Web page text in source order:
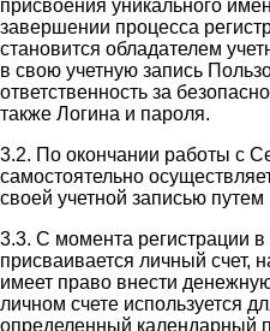
присвоения уникального
завершении процесса
становится обладателем
в свою учетную запись
ответственность за
также Логина и пароля.
3.2. По окончании работы с
самостоятельно
своей учетной записью
3.3. С момента регистрации
присваивается личный счет,
имеет право внести
личном счете используется
определенный календарный